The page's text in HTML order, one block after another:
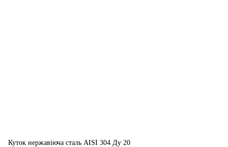
Куток нержавіюча сталь AISI 304 Ду 20